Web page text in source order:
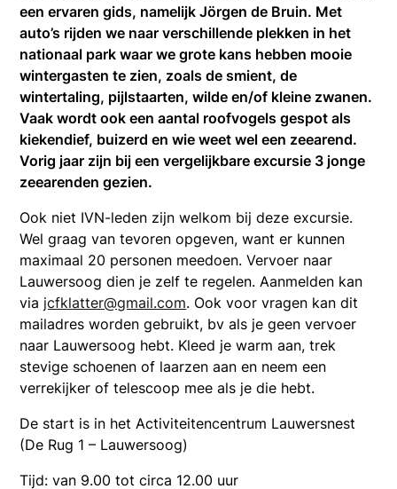
een ervaren gids, namelijk Jörgen de Bruin. Met
auto’s rijden we naar verschillende plekken in het
nationaal park waar we grote kans hebben mooie
wintergasten te zien, zoals de smient, de
wintertaling, pijlstaarten, wilde en/of kleine zwanen.
Vaak wordt ook een aantal roofvogels gespot als
kiekendief, buizerd en wie weet wel een zeearend.
Vorig jaar zijn bij een vergelijkbare excursie 3 jonge
zeearenden gezien.
Ook niet IVN-leden zijn welkom bij deze excursie.
Wel graag van tevoren opgeven, want er kunnen
maximaal 20 personen meedoen. Vervoer naar
Lauwersoog dien je zelf te regelen. Aanmelden kan
via jcfklatter@gmail.com. Ook voor vragen kan dit
mailadres worden gebruikt, bv als je geen vervoer
naar Lauwersoog hebt. Kleed je warm aan, trek
stevige schoenen of laarzen aan en neem een
verrekijker of telescoop mee als je die hebt.
De start is in het Activiteitencentrum Lauwersnest
(De Rug 1 – Lauwersoog)
Tijd: van 9.00 tot circa 12.00 uur